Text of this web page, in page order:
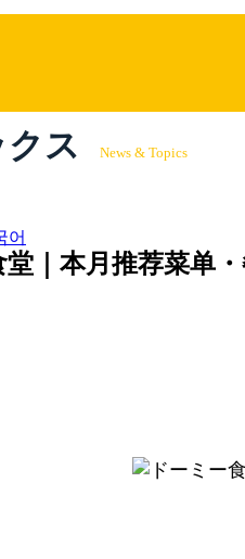
어
ス News & Topics
｜本月推荐菜单・